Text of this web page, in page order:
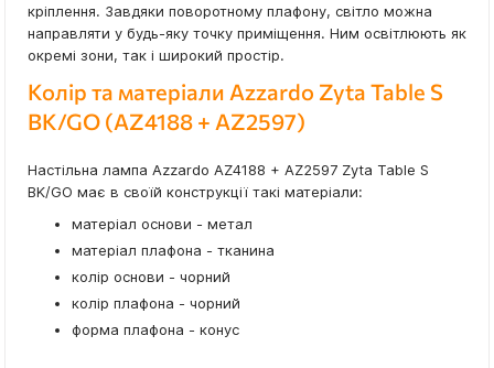
кріплення. Завдяки поворотному плафону, світло можна
направляти у будь-яку точку приміщення. Ним освітлюють як
окремі зони, так і широкий простір.
Колір та матеріали Azzardo Zyta Table S
BK/GO (AZ4188 + AZ2597)
Настільна лампа Azzardo AZ4188 + AZ2597 Zyta Table S
BK/GO має в своїй конструкції такі матеріали:
матеріал основи - метал
матеріал плафона - тканина
колір основи - чорний
колір плафона - чорний
форма плафона - конус